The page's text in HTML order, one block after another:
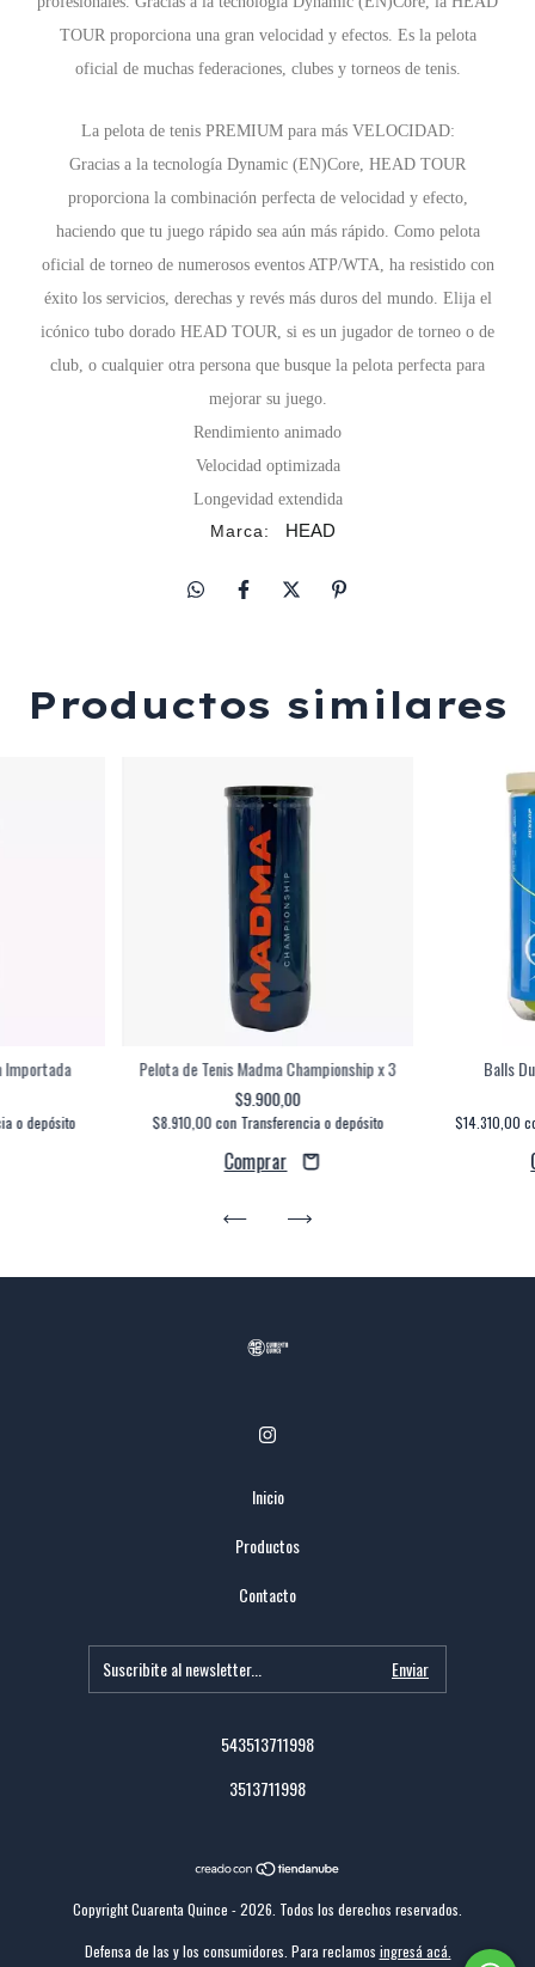
TOUR proporciona una gran velocidad y efectos. Es la pelota
oficial de muchas federaciones, clubes y torneos de tenis.
La pelota de tenis PREMIUM para más VELOCIDAD:
Gracias a la tecnología Dynamic (EN)Core, HEAD TOUR
proporciona la combinación perfecta de velocidad y efecto,
haciendo que tu juego rápido sea aún más rápido. Como pelota
oficial de torneo de numerosos eventos ATP/WTA, ha resistido con
éxito los servicios, derechas y revés más duros del mundo. Elija el
icónico tubo dorado HEAD TOUR, si es un jugador de torneo o de
club, o cualquier otra persona que busque la pelota perfecta para
mejorar su juego.
Rendimiento animado
Velocidad optimizada
Longevidad extendida
Marca: HEAD
Productos similares
Importada
o depósito
Pelota de Tenis Madma Championship x 3
$9.900,00
$8.910,00con Transferencia o depósito
Balls
$14.310,00
Inicio
Productos
Contacto
543513711998
3513711998
Copyright Cuarenta Quince - 2026. Todos los derechos reservados.
Defensa de las y los consumidores. Para reclamos ingresá acá.